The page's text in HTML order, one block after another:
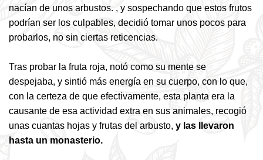
nacían de unos arbustos. , y sospechando que estos frutos
podrían ser los culpables, decidió tomar unos pocos para
probarlos, no sin ciertas reticencias.
Tras probar la fruta roja, notó como su mente se
despejaba, y sintió más energía en su cuerpo, con lo que,
con la certeza de que efectivamente, esta planta era la
causante de esa actividad extra en sus animales, recogió
unas cuantas hojas y frutas del arbusto, y las llevaron
hasta un monasterio.